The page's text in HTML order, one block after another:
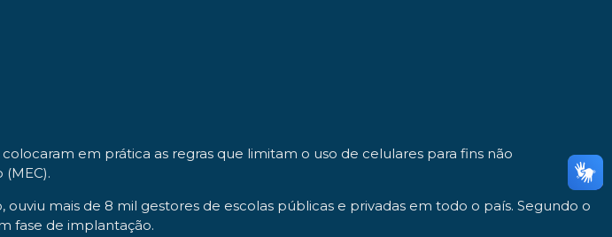
colocaram em prática as regras que limitam o uso de celulares para fins não
mais de 8 mil gestores de escolas públicas e privadas em todo o país. Segundo o
fase de implantação.